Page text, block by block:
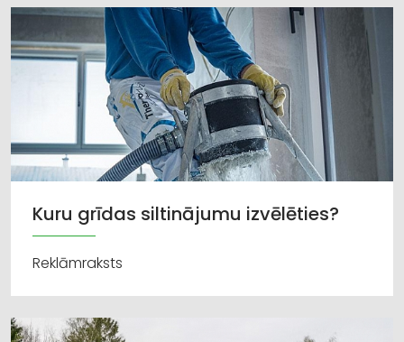
Kuru grīdas siltinājumu izvēlēties?
Reklāmraksts